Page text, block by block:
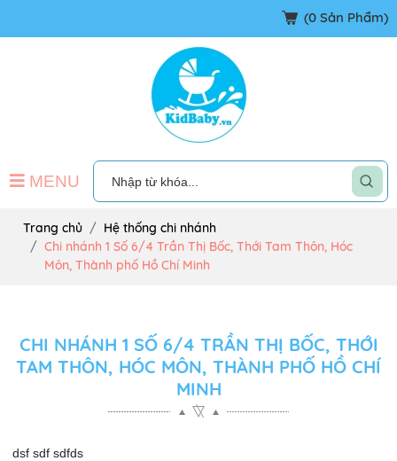
(0 Sản Phẩm)
MENU
Trang chủ
Hệ thống chi nhánh
Chi nhánh 1 Số 6/4 Trần Thị Bốc, Thới Tam Thôn, Hóc
Môn, Thành phố Hồ Chí Minh
CHI NHÁNH 1 SỐ 6/4 TRẦN THỊ BỐC, THỚI
TAM THÔN, HÓC MÔN, THÀNH PHỐ HỒ CHÍ
MINH
dsf sdf sdfds